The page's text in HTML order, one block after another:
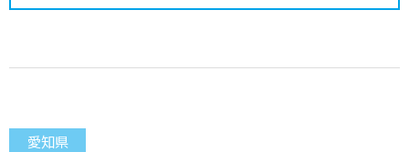
愛知県